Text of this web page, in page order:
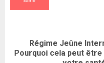
Article
Régime Jeûne
Pourquoi cela peut